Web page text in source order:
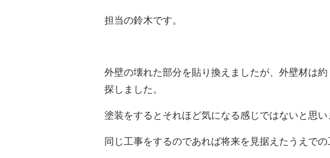
担当の鈴木です。
外壁の壊れた部分を貼り換えましたが、外壁材は
探しました。
塗装をするとそれほど気になる感じではないと思
同じ工事をするのであれば将来を見据えたうえでの